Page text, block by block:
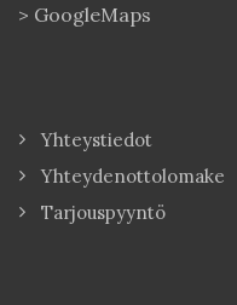
> GoogleMaps
Yhteystiedot
Yhteydenottolomake
Tarjouspyyntö